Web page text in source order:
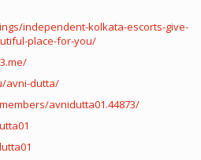
independent-kolkata-escorts-give-
place-for-you/
avni-dutta/
avnidutta01.44873/